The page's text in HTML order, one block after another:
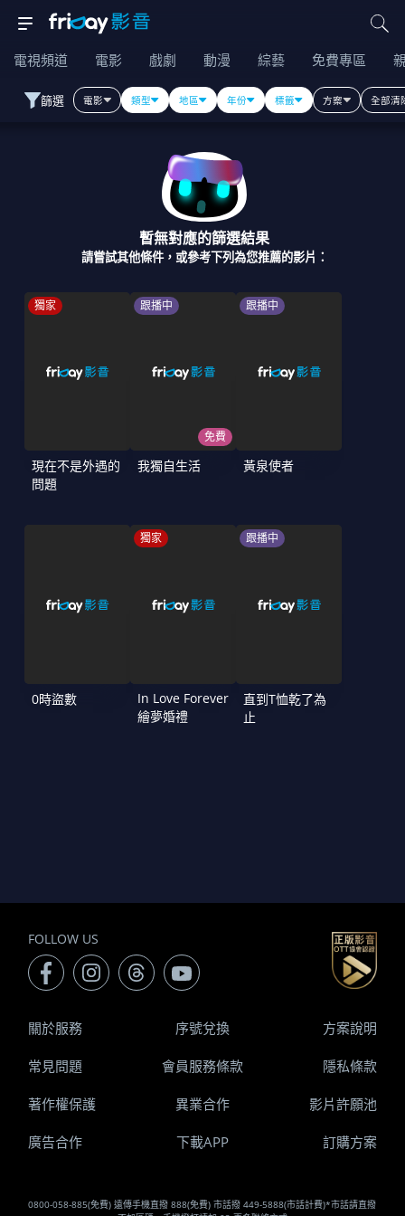
電視頻道 電影 戲劇 動漫 綜藝 免費專區
篩選 電影 類型 地區 年份 標籤 方案 全部清
暫無對應的篩選結果
請嘗試其他條件，或參考下列為您推薦的影片：
獨家
現在不是外遇的
問題
跟播中
免費
我獨自生活
跟播中
黃泉使者
0時盜數
獨家
In Love Forever
繪夢婚禮
跟播中
直到T恤乾了為
止
FOLLOW US
0800-058-885(免費) 遠傳手機直撥 888(免費) 市話撥 449-5888(市話計費)*市話請直撥
關於服務 序號兌換 方案說明
常見問題 會員服務條款 隱私條款
著作權保護 異業合作 影片許願池
廣告合作 下載APP 訂購方案